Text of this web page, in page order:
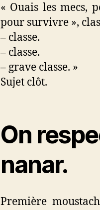
« Ouais les mecs,
pour survivre »,
– classe.
– classe.
– grave classe. »
Sujet clôt.
On
nanar.
Première